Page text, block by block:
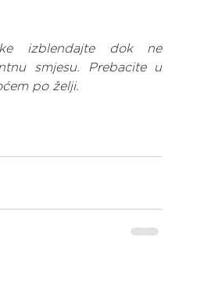
izblendajte dok ne
smjesu. Prebacite u
po želji.